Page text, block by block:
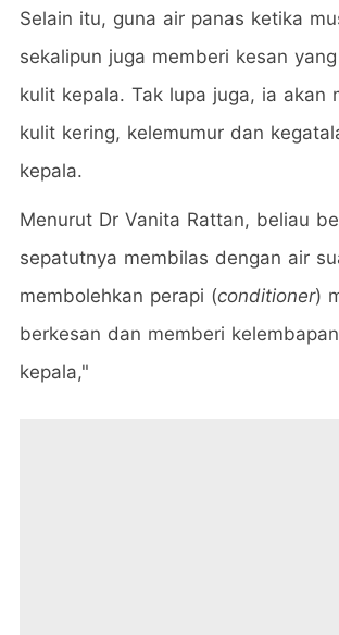
Selain itu, guna air panas ketika
sekalipun juga memberi kesan
kulit kepala. Tak lupa juga, ia akan
kulit kering, kelemumur dan
kepala.
Menurut Dr Vanita Rattan, beliau
sepatutnya membilas dengan air
membolehkan perapi (conditioner)
berkesan dan memberi
kepala,"